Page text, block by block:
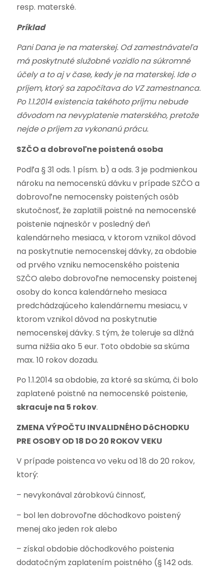
resp. materské.
Príklad
Pani Dana je na materskej. Od zamestnávateľa
má poskytnuté služobné vozidlo na súkromné
účely a to aj v čase, kedy je na materskej. Ide o
príjem, ktorý sa započítava do VZ zamestnanca.
Po 1.1.2014 existencia takéhoto príjmu nebude
dôvodom na nevyplatenie materského, pretože
nejde o príjem za vykonanú prácu.
SZČO a dobrovoľne poistená osoba
Podľa § 31 ods. 1 písm. b) a ods. 3 je podmienkou
nároku na nemocenskú dávku v prípade SZČO a
dobrovoľne nemocensky poistených osôb
skutočnosť, že zaplatili poistné na nemocenské
poistenie najneskôr v posledný deň
kalendárneho mesiaca, v ktorom vznikol dôvod
na poskytnutie nemocenskej dávky, za obdobie
od prvého vzniku nemocenského poistenia
SZČO alebo dobrovoľne nemocensky poistenej
osoby do konca kalendárneho mesiaca
predchádzajúceho kalendárnemu mesiacu, v
ktorom vznikol dôvod na poskytnutie
nemocenskej dávky. S tým, že toleruje sa dlžná
suma nižšia ako 5 eur. Toto obdobie sa skúma
max. 10 rokov dozadu.
Po 1.1.2014 sa obdobie, za ktoré sa skúma, či bolo
zaplatené poistné na nemocenské poistenie,
skracuje na 5 rokov.
ZMENA VÝPOČTU INVALIDNÉHO DôCHODKU
PRE OSOBY OD 18 DO 20 ROKOV VEKU
V prípade poistenca vo veku od 18 do 20 rokov,
ktorý:
– nevykonával zárobkovú činnosť,
– bol len dobrovoľne dôchodkovo poistený
menej ako jeden rok alebo
– získal obdobie dôchodkového poistenia
dodatočným zaplatením poistného (§ 142 ods.